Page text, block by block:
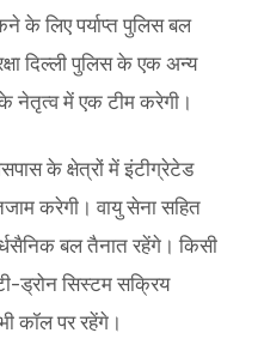
के लिए पर्याप्त पुलिस बल
दिल्ली पुलिस के एक अन्य
नेतृत्व में एक टीम करेगी।
के क्षेत्रों में इंटीग्रेटेड
करेगी। वायु सेना सहित
बल तैनात रहेंगे। किसी
ड्रोन सिस्टम सक्रिय
कॉल पर रहेंगे।